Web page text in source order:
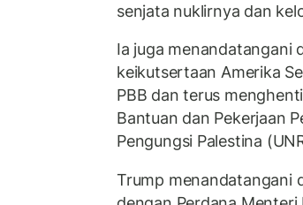
senjata nuklirnya dan
Ia juga menandatangani
keikutsertaan Amerika
PBB dan terus
Bantuan dan Pekerjaan
Pengungsi Palestina
Trump menandatangani